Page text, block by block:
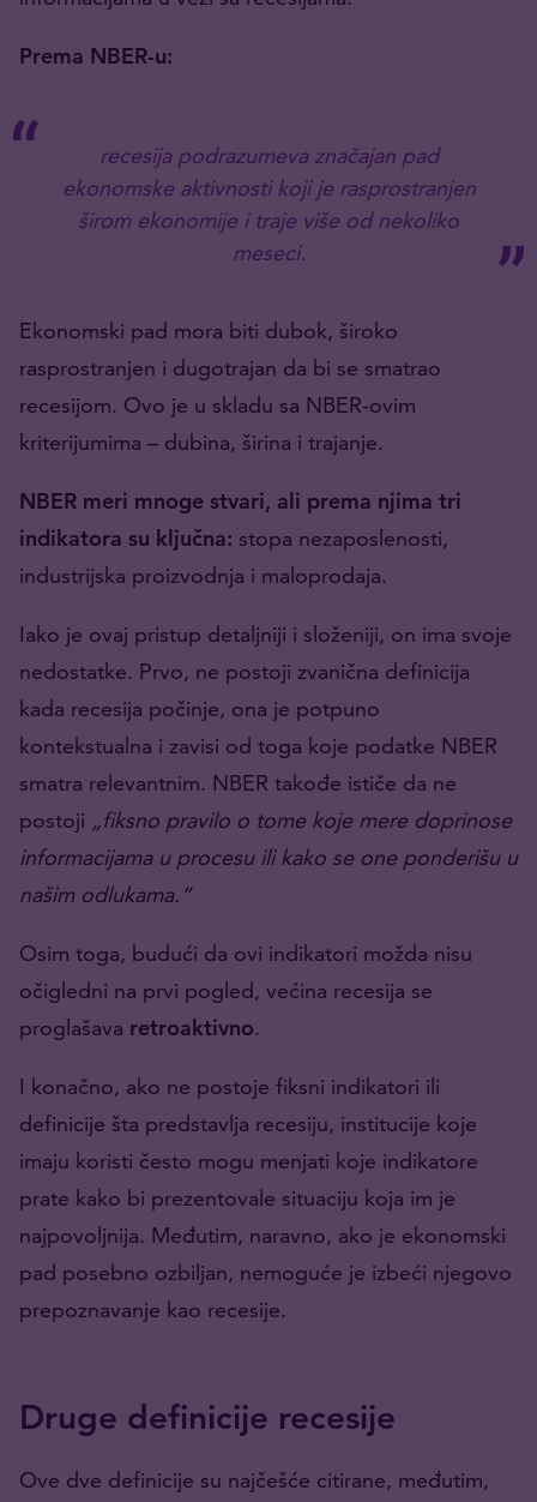
Prema NBER-u:
recesija podrazumeva značajan pad
ekonomske aktivnosti koji je rasprostranjen
širom ekonomije i traje više od nekoliko
meseci.
Ekonomski pad mora biti dubok, široko
rasprostranjen i dugotrajan da bi se smatrao
recesijom. Ovo je u skladu sa NBER-ovim
kriterijumima – dubina, širina i trajanje.
NBER meri mnoge stvari, ali prema njima tri
indikatora su ključna: stopa nezaposlenosti,
industrijska proizvodnja i maloprodaja.
Iako je ovaj pristup detaljniji i složeniji, on ima svoje
nedostatke. Prvo, ne postoji zvanična definicija
kada recesija počinje, ona je potpuno
kontekstualna i zavisi od toga koje podatke NBER
smatra relevantnim. NBER takođe ističe da ne
postoji „fiksno pravilo o tome koje mere doprinose
informacijama u procesu ili kako se one ponderišu u
našim odlukama.“
Osim toga, budući da ovi indikatori možda nisu
očigledni na prvi pogled, većina recesija se
proglašava retroaktivno.
I konačno, ako ne postoje fiksni indikatori ili
definicije šta predstavlja recesiju, institucije koje
imaju koristi često mogu menjati koje indikatore
prate kako bi prezentovale situaciju koja im je
najpovoljnija. Međutim, naravno, ako je ekonomski
pad posebno ozbiljan, nemoguće je izbeći njegovo
prepoznavanje kao recesije.
Druge definicije recesije
Ove dve definicije su najčešće citirane, međutim,